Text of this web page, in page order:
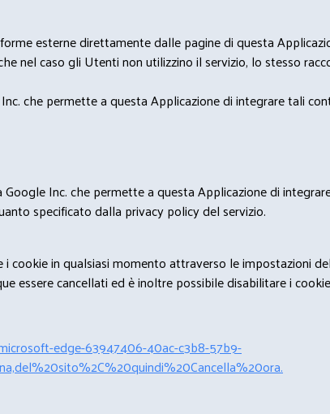
esterne direttamente dalle pagine di questa
nel caso gli Utenti non utilizzino il servizio, lo stesso
che permette a questa Applicazione di integrare tali
Inc. che permette a questa Applicazione di
specificato dalla privacy policy del servizio.
cookie in qualsiasi momento attraverso le impostazioni
essere cancellati ed è inoltre possibile disabilitare i
edge-63947406-40ac-c3b8-57b9-